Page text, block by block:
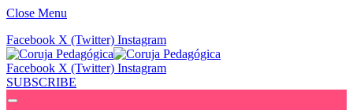
Close Menu
Facebook X (Twitter) Instagram
Facebook X (Twitter) Instagram
SUBSCRIBE